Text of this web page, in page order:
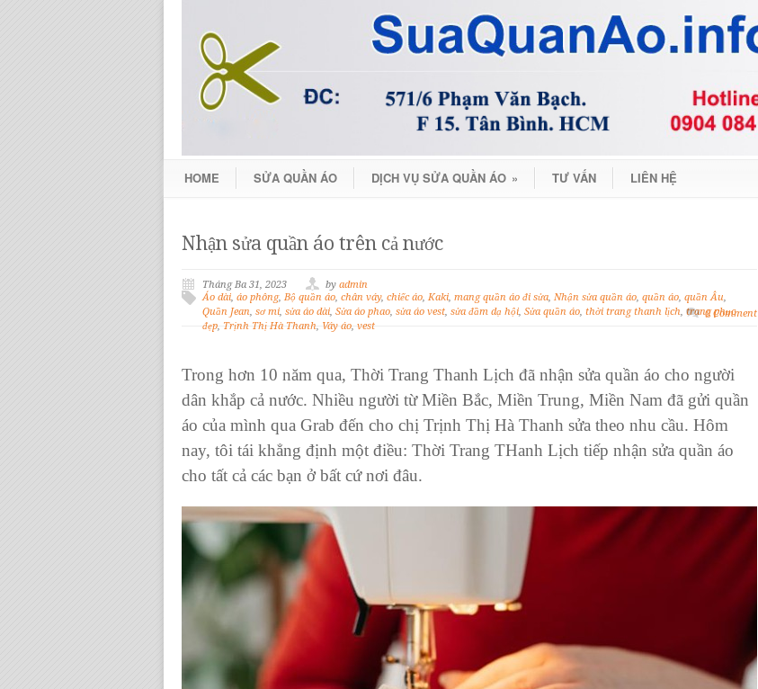
HOME SỬA QUẦN ÁO DỊCH VỤ SỬA QUẦN ÁO » TƯ VẤN LIÊN HỆ
Nhận sửa quần áo trên cả nước
Tháng Ba 31, 2023 by admin
Áo dài, áo phông, Bộ quần áo, chân váy, chiếc áo, Kaki, mang quần áo đi sửa, Nhận sửa quần áo, quần áo, quần Âu,
Quần Jean, sơ mi, sửa áo dài, Sửa áo phao, sửa áo vest, sửa đầm dạ hội, Sửa quần áo, thời trang thanh lịch, trang phục
đẹp, Trịnh Thị Hà Thanh, Váy áo, vest
0 Comment
Trong hơn 10 năm qua, Thời Trang Thanh Lịch đã nhận sửa quần áo cho người
dân khắp cả nước. Nhiều người từ Miền Bắc, Miền Trung, Miền Nam đã gửi quần
áo của mình qua Grab đến cho chị Trịnh Thị Hà Thanh sửa theo nhu cầu. Hôm
nay, tôi tái khẳng định một điều: Thời Trang THanh Lịch tiếp nhận sửa quần áo
cho tất cả các bạn ở bất cứ nơi đâu.